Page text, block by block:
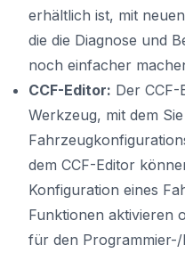
erhältlich ist, mit
die die Diagnose und
noch einfacher
CCF-Editor: Der CCF-
Werkzeug, mit dem Sie
dem CCF-Editor
Konfiguration eines
Funktionen aktivieren
für den